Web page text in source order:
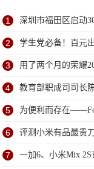
1 深圳市福田区启动
2 学生党必备！百元
3 用了两个月的荣耀
4 教育部职成司司长
研
5 为便利而存在
6 评测小米有品最贵
7 一加6、小米Mix